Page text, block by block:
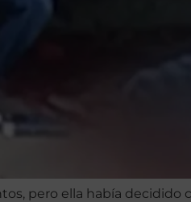
pero ella había